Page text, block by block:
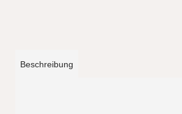
Beschreibung